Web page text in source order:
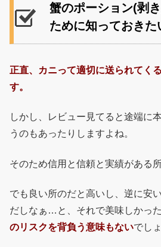
蟹のポーション(剥
ために知っておきた
正直、カニって適切に送られてく
す。
しかし、レビュー見てると途端に
うのもあったりしますよね。
そのため信用と信頼と実績がある
でも良い所のだと高いし、逆に安
だしなぁ…と、それで美味しかっ
のリスクを背負う意味もないでし